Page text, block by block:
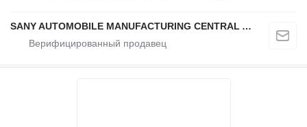
SANY AUTOMOBILE MANUFACTURING CENTRAL ASIA